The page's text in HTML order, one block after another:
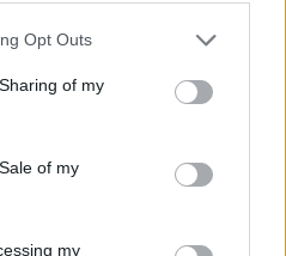
Opt Outs
of my
of my
my
mystické
trsátko
mystické
-